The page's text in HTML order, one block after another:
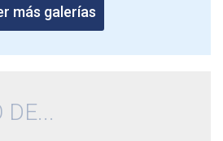
más galerías
DE...